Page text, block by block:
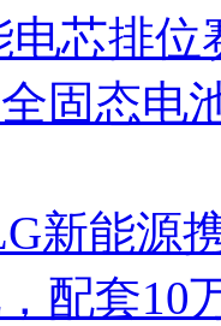
电芯排
固态电
新能源
配套10